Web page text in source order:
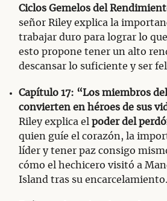
Ciclos Gemelos del
señor Riley explica la
trabajar duro para lograr lo que
esto propone tener un alto
descansar lo suficiente y ser
Capítulo 17: “Los miembros
convierten en héroes de sus
Riley explica el poder del
quien guíe el corazón, la
líder y tener paz consigo
cómo el hechicero visitó a
Island tras su encarcelamiento.